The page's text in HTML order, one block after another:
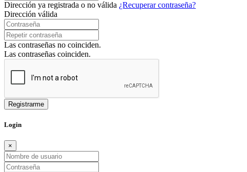
Dirección ya registrada o no válida ¿Recuperar contraseña?
Dirección válida
Las contraseñas no coinciden.
Las contraseñas coinciden.
Login
×